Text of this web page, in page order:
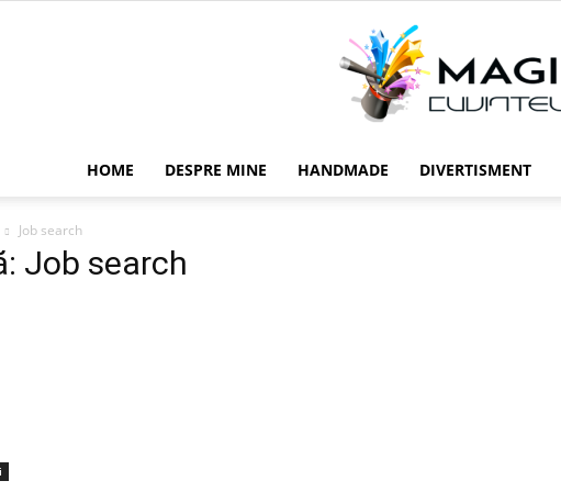
HOME DESPRE MINE HANDMADE DIVERTISMENT
Job search
Job search